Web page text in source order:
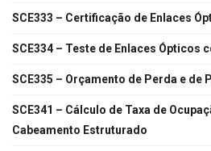
SCE333 – Certificação de Enlaces
SCE334 – Teste de Enlaces Ópticos
SCE335 – Orçamento de Perda e de
SCE341 – Cálculo de Taxa de
Cabeamento Estruturado